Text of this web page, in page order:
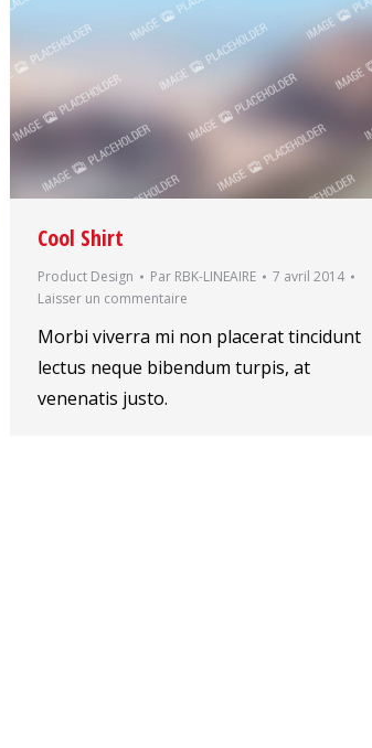
Cool Shirt
Product Design Par RBK-LINEAIRE
7 avril 2014
Laisser un commentaire
Morbi viverra mi non placerat tincidunt
lectus neque bibendum turpis, at
venenatis justo.